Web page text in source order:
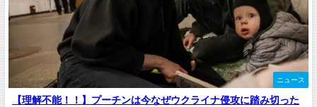
ニュース
【理解不能！！】プーチンは今なぜウクライナ侵攻に踏み切った